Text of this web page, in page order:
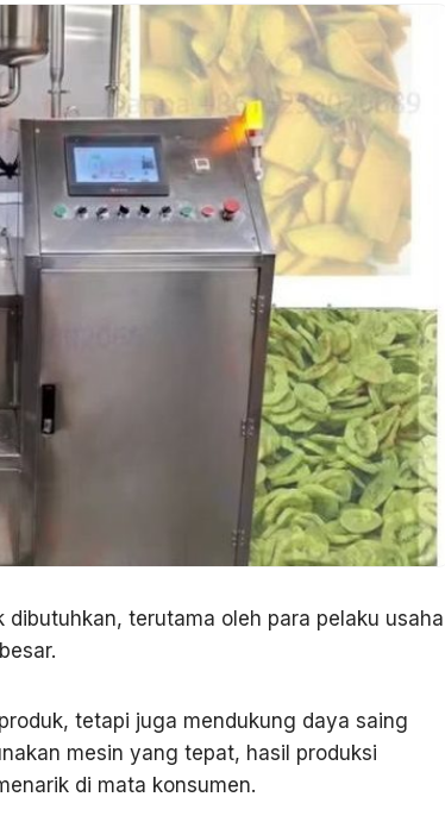
terutama oleh para pelaku usaha
tetapi juga mendukung daya saing
mesin yang tepat, hasil produksi
di mata konsumen.